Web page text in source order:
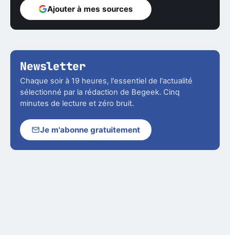
Ajouter à mes sources
Newsletter
Chaque soir à 19 heures, l'essentiel de l'actualité
sélectionné par la rédaction de Begeek. Cinq
minutes de lecture et zéro bruit.
Je m'abonne gratuitement